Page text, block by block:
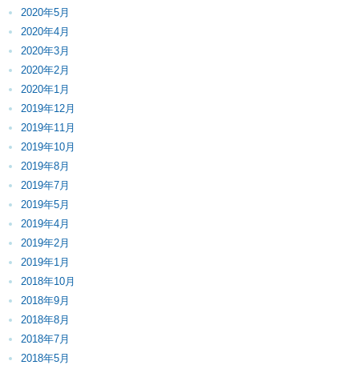
2020年5月
2020年4月
2020年3月
2020年2月
2020年1月
2019年12月
2019年11月
2019年10月
2019年8月
2019年7月
2019年5月
2019年4月
2019年2月
2019年1月
2018年10月
2018年9月
2018年8月
2018年7月
2018年5月